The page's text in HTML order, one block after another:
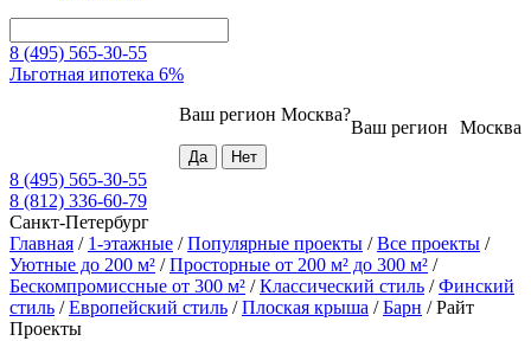
8 (495) 565-30-55
Льготная ипотека 6%
Москва
Ваш регион
Ваш регион Москва?
8 (495) 565-30-55
8 (812) 336-60-79
Санкт-Петербург
Главная / 1-этажные /Популярные проекты /Все проекты /
Уютные до 200 м² /Просторные от 200 м² до 300 м² /
Бескомпромиссные от 300 м² /Классический стиль /Финский
стиль /Европейский стиль /Плоская крыша /Барн /Райт
Проекты